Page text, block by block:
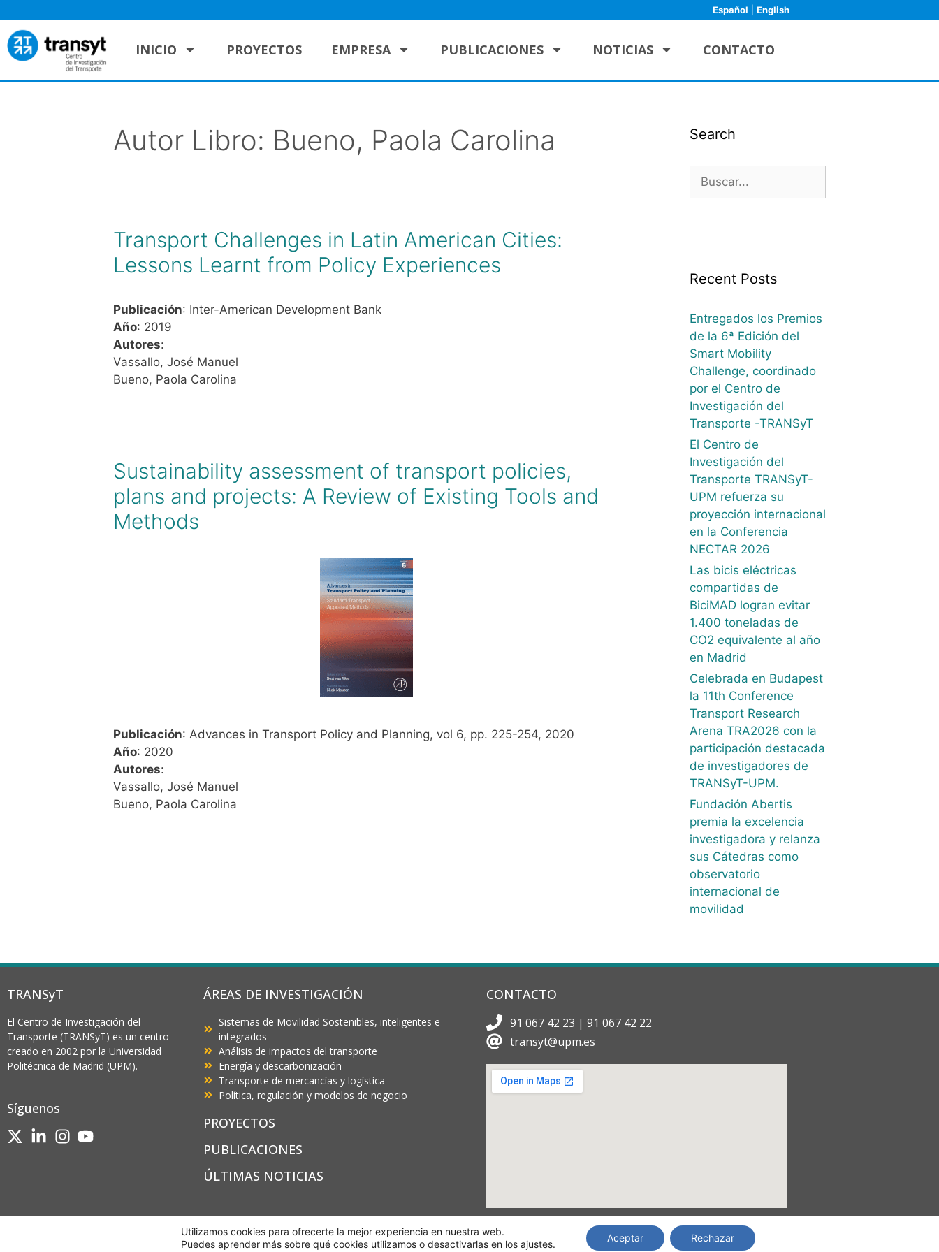
Español English
INICIO PROYECTOS EMPRESA PUBLICACIONES NOTICIAS CONTACTO
Autor Libro: Bueno, Paola Carolina
Transport Challenges in Latin American Cities:
Lessons Learnt from Policy Experiences
Publicación: Inter-American Development Bank
Año: 2019
Autores:
Vassallo, José Manuel
Bueno, Paola Carolina
Sustainability assessment of transport policies,
plans and projects: A Review of Existing Tools and
Methods
Publicación: Advances in Transport Policy and Planning, vol 6, pp. 225-254, 2020
Año: 2020
Autores:
Vassallo, José Manuel
Bueno, Paola Carolina
Search
Recent Posts
Entregados los Premios
de la 6ª Edición del
Smart Mobility
Challenge, coordinado
por el Centro de
Investigación del
Transporte -TRANSyT
El Centro de
Investigación del
Transporte TRANSyT-
UPM refuerza su
proyección internacional
en la Conferencia
NECTAR 2026
Las bicis eléctricas
compartidas de
BiciMAD logran evitar
1.400 toneladas de
CO2 equivalente al año
en Madrid
Celebrada en Budapest
la 11th Conference
Transport Research
Arena TRA2026 con la
participación destacada
de investigadores de
TRANSyT-UPM.
Fundación Abertis
premia la excelencia
investigadora y relanza
sus Cátedras como
observatorio
internacional de
movilidad
TRANSyT
El Centro de Investigación del
Transporte (TRANSyT) es un centro
creado en 2002 por la Universidad
Politécnica de Madrid (UPM).
Síguenos
ÁREAS DE INVESTIGACIÓN
Sistemas de Movilidad Sostenibles, inteligentes e
integrados
Análisis de impactos del transporte
Energía y descarbonización
Transporte de mercancías y logística
Política, regulación y modelos de negocio
PROYECTOS
PUBLICACIONES
ÚLTIMAS NOTICIAS
CONTACTO
91 067 42 23 | 91 067 42 22
transyt@upm.es
Copyright © 2024 TRANSyT.
Utilizamos cookies para ofrecerte la mejor experiencia en nuestra web.
Puedes aprender más sobre qué cookies utilizamos o desactivarlas en los ajustes.
Aceptar Rechazar